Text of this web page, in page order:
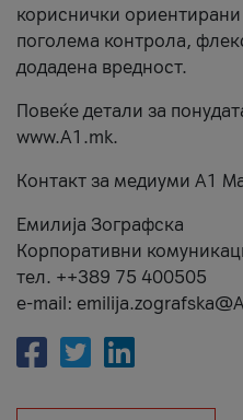
кориснички
поголема контрола,
додадена вредност.
Повеќе детали за
www.А1.mk.
Контакт за медиуми А1
Емилија Зографска
Корпоративни
тел. ++389 75 400505
e-mail: